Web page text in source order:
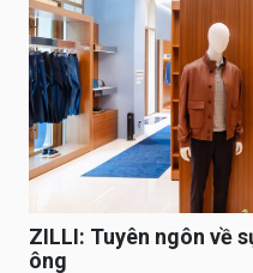
ZILLI: Tuyên ngôn về
ông